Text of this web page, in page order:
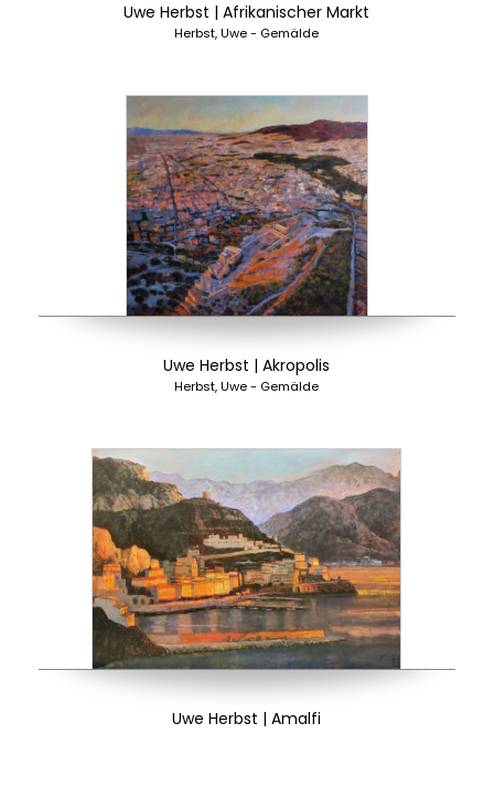
Uwe Herbst | Afrikanischer Markt
Herbst, Uwe - Gemälde
Uwe Herbst | Akropolis
Herbst, Uwe - Gemälde
Uwe Herbst | Amalfi